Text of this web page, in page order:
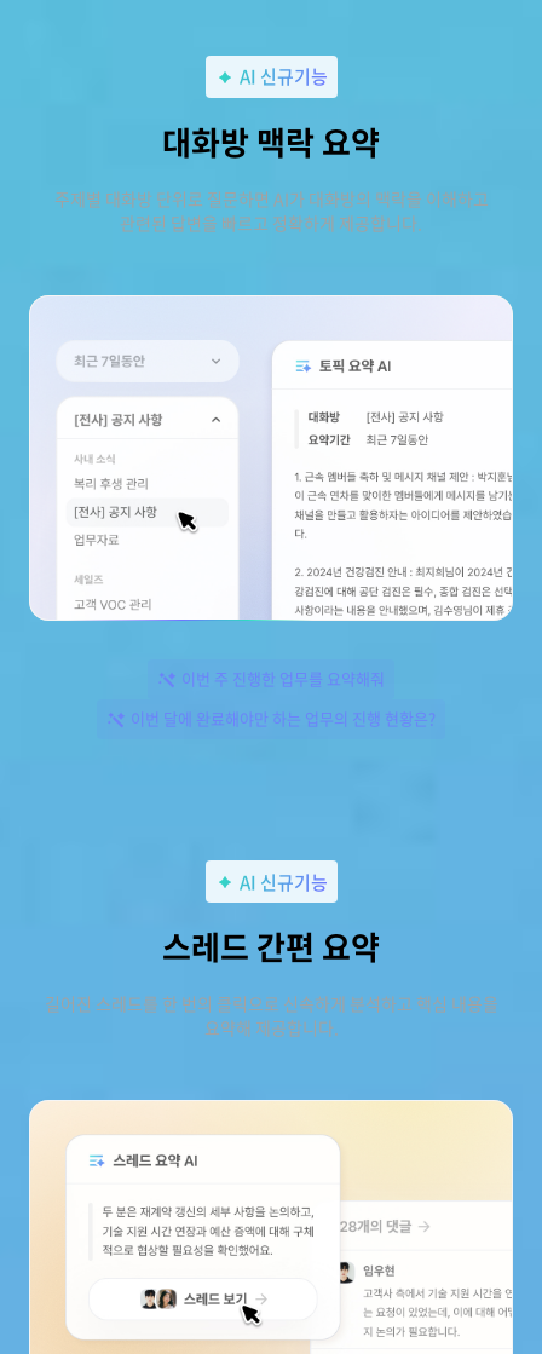
AI 신규기능
대화방 맥락 요약
주제별 대화방 단위로 질문하면 AI가 대화방의 맥락을 이해하고
관련된 답변을 빠르고 정확하게 제공합니다.
이번 주 진행한 업무를 요약해줘
이번 달에 완료해야만 하는 업무의 진행 현황은?
AI 신규기능
스레드 간편 요약
길어진 스레드를 한 번의 클릭으로 신속하게 분석하고 핵심 내용을
요약해 제공합니다.